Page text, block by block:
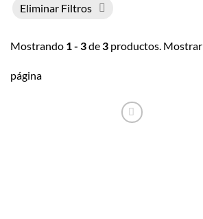
Eliminar Filtros
Mostrando 1 - 3de3 productos. Mostrar
página